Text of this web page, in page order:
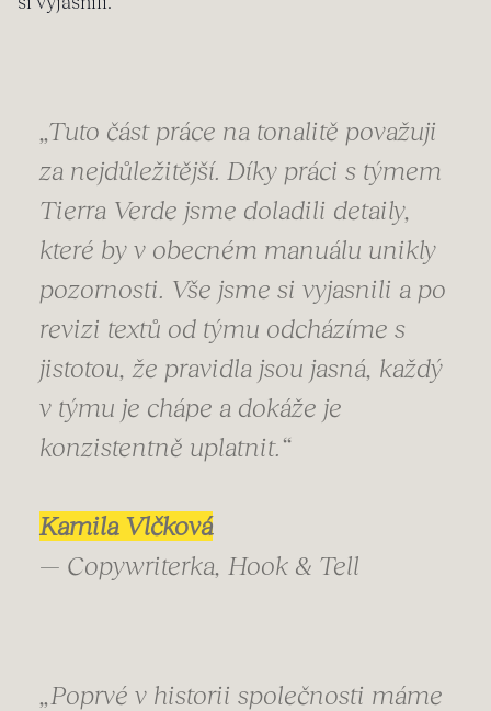
„Tuto část práce na tonalitě považuji
za nejdůležitější. Díky práci s týmem
Tierra Verde jsme doladili detaily,
které by v obecném manuálu unikly
pozornosti. Vše jsme si vyjasnili a po
revizi textů od týmu odcházíme s
jistotou, že pravidla jsou jasná, každý
v týmu je chápe a dokáže je
konzistentně uplatnit.“
Kamila Vlčková
— Copywriterka, Hook & Tell
„Poprvé v historii společnosti máme